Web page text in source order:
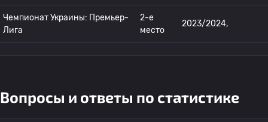
Чемпионат Украины: Премьер-
Лига
2-е
место
2023/2024,
Вопросы и ответы по статистике